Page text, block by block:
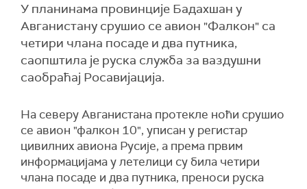
У планинама провинције Бадахшан у
Авганистану срушио се авион "Фалкон" са
четири члана посаде и два путника,
саопштила је руска служба за ваздушни
саобраћај Росавијација.
На северу Авганистана протекле ноћи срушио
се авион "фалкон 10", уписан у регистар
цивилних авиона Русије, а према првим
информацијама у летелици су била четири
члана посаде и два путника, преноси руска